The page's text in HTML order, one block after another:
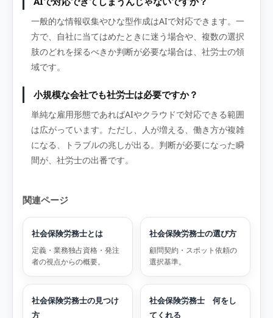
一般的な情報収集やひな型作成はAIで対応できます。一
方で、自社に当てはめたときに迷う場合や、複数の選択
肢のどれを採るべきか判断が必要な場合は、社労士の領
域です。
小規模な会社でも社労士は必要ですか？
単純な雇用形態であればAIやクラウドで対応できる範囲
は広がっています。ただし、人が増える、働き方が複雑
になる、トラブルの兆しが出る。判断が必要になった瞬
間が、社労士の出番です。
関連ページ
社会保険労務士とは
定義・業務独占資格・発注
者の視点からの概要。
社会保険労務士の選び方
顧問契約・スポット依頼の
選択基準。
社会保険労務士の見つけ
方
社会保険労務士 何をし
てくれる